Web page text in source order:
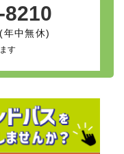
8210
中無休)
す